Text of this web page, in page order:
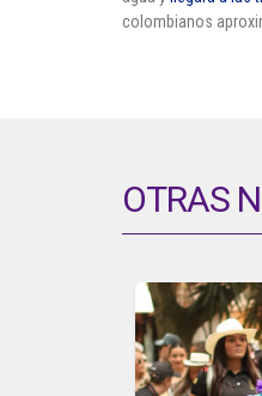
colombianos
OTRAS